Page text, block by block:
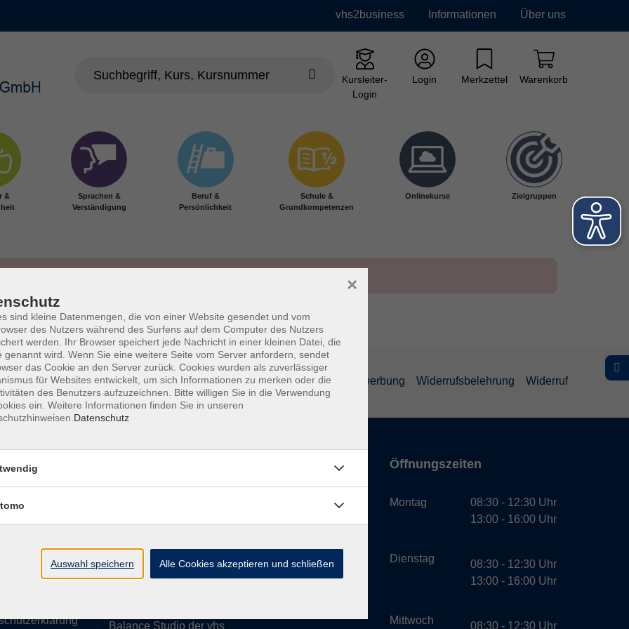
vhs2business Informationen Über uns
Kursleiter-
Login
Login Merkzettel Warenkorb
&
Sprachen &
Verständigung
Beruf &
Persönlichkeit
Schule &
Grundkompetenzen
Onlinekurse Zielgruppen
Barrierefreiheit AGB Datenschutzerklärung Datenschutz Bewerbung Widerrufsbelehrung Widerruf
Tel. 0961 48178-0
Fax 0961 48178-55
Balance Studio der vhs
Öffnungszeiten
Montag
Dienstag
Mittwoch
08:30 - 12:30 Uhr
13:00 - 16:00 Uhr
08:30 - 12:30 Uhr
13:00 - 16:00 Uhr
08:30 - 12:30 Uhr
sind kleine Datenmengen, die von einer Website gesendet und vom
des Nutzers während des Surfens auf dem Computer des Nutzers
werden. Ihr Browser speichert jede Nachricht in einer kleinen Datei, die
genannt wird. Wenn Sie eine weitere Seite vom Server anfordern, sendet
das Cookie an den Server zurück. Cookies wurden als zuverlässiger
für Websites entwickelt, um sich Informationen zu merken oder die
des Benutzers aufzuzeichnen. Bitte willigen Sie in die Verwendung
ein. Weitere Informationen finden Sie in unseren
Datenschutz
×
Auswahl speichern Alle Cookies akzeptieren und schließen